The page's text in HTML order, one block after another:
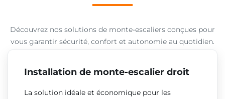
Découvrez nos solutions de monte-escaliers conçues pour
vous garantir sécurité, confort et autonomie au quotidien.
Installation de monte-escalier droit
La solution idéale et économique pour les